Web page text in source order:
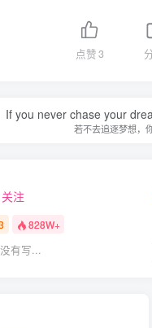
点赞3
If you never chase your
若不去追逐梦想，
关注
828W+
有写...